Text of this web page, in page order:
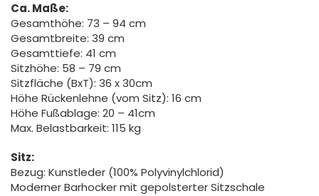
Ca. Maße:
Gesamthöhe: 73 – 94 cm
Gesamtbreite: 39 cm
Gesamttiefe: 41 cm
Sitzhöhe: 58 – 79 cm
Sitzfläche (BxT): 36 x 30cm
Höhe Rückenlehne (vom Sitz): 16 cm
Höhe Fußablage: 20 – 41cm
Max. Belastbarkeit: 115 kg
Sitz:
Bezug: Kunstleder (100% Polyvinylchlorid)
Moderner Barhocker mit gepolsterter Sitzschale